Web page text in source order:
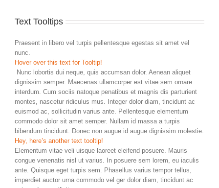
Text Tooltips
Praesent in libero vel turpis pellentesque egestas sit amet vel
nunc.
Hover over this text for Tooltip!
Nunc lobortis dui neque, quis accumsan dolor. Aenean aliquet
dignissim semper. Maecenas ullamcorper est vitae sem ornare
interdum. Cum sociis natoque penatibus et magnis dis parturient
montes, nascetur ridiculus mus. Integer dolor diam, tincidunt ac
euismod ac, sollicitudin varius ante. Pellentesque elementum
commodo dolor sit amet semper. Nullam id massa a turpis
bibendum tincidunt. Donec non augue id augue dignissim molestie.
Hey, here’s another text tooltip!
Elementum vitae veli uisque laoreet eleifend posuere. Mauris
congue venenatis nisl ut varius. In posuere sem lorem, eu iaculis
ante. Quisque eget turpis sem. Phasellus varius tempor tellus,
imperdiet auctor urna commodo vel ger dolor diam, tincidunt ac